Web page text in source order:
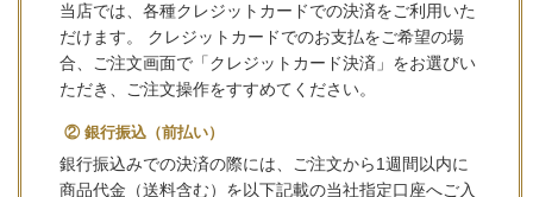
当店では、各種クレジットカードでの決済をご利用いた
だけます。 クレジットカードでのお支払をご希望の場
合、ご注文画面で「クレジットカード決済」をお選びい
ただき、ご注文操作をすすめてください。
② 銀行振込（前払い）
銀行振込みでの決済の際には、ご注文から1週間以内に
商品代金（送料含む）を以下記載の当社指定口座へご入